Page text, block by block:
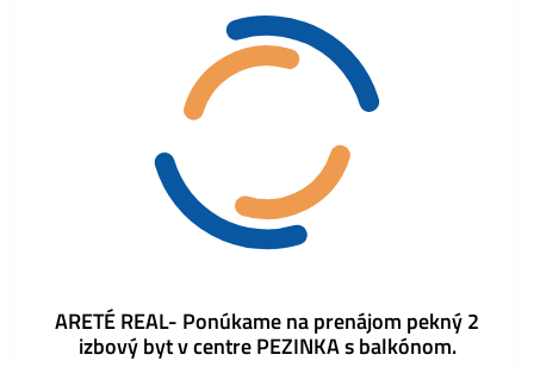
ARETÉ REAL- Ponúkame na prenájom pekný 2
izbový byt v centre PEZINKA s balkónom.